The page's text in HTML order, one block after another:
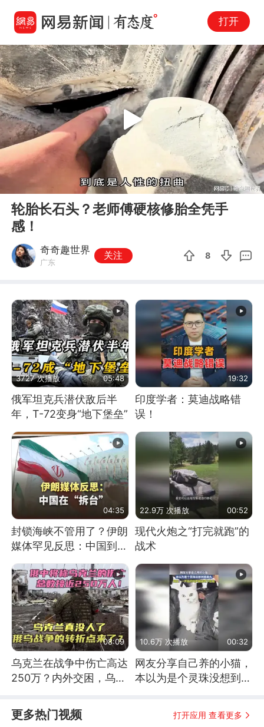
打开
00:00 04:02
Play
轮胎长石头？老师傅硬核修胎全凭手
感！
奇奇趣世界
广东
关注 8
3727 次播放 05:48
俄军坦克兵潜伏敌后半
年，T-72变身“地下堡垒”
19:32
印度学者：莫迪战略错
误！
04:35
封锁海峡不管用了？伊朗
媒体罕见反思：中国到底
22.9万 次播放 00:52
现代火炮之“打完就跑”的
战术
08:09
乌克兰在战争中伤亡高达
250万？内外交困，乌克
10.6万 次播放 00:32
网友分享自己养的小猫，
本以为是个灵珠没想到是
更多热门视频 打开应用 查看更多